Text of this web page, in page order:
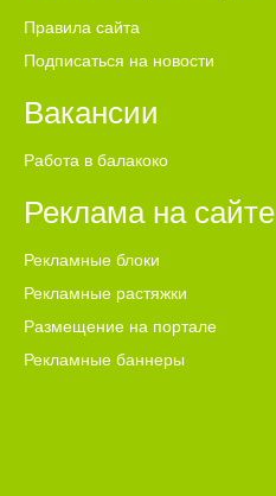
Правила сайта
Подписаться на новости
Вакансии
Работа в балакоко
Реклама на сайте
Рекламные блоки
Рекламные растяжки
Размещение на портале
Рекламные баннеры